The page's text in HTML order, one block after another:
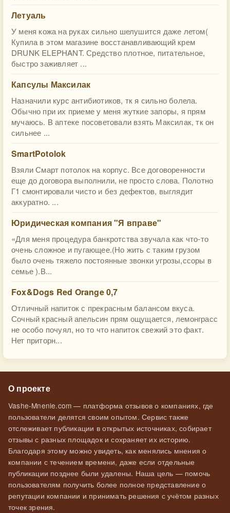
Летуаль
У меня кожа на руках сильно шелушится даже летом(
Купила в этом магазине восстанавливающий крем
DRUNK ELEPHANT. Средство плотное, питательное,
быстро заживляет ...
Капсулы Максилак
Назначили курс антибиотиков, тк я сильно болела.
Обычно при их приеме у меня жуткие запоры, я прям
мучаюсь. В аптеке посоветовали взять Максилак, тк он
сильнее ...
SmartPotolok
Взяли Смарт потолок на корпус. Все договоренности
еще до договора выполнили, не просто слова. Полотно
Г1 смонтировали чисто и без дефектов, выглядит
аккуратно. ...
Юридическая компания "Я вправе"
«Для меня процедура банкротства звучала как что-то
очень сложное и пугающее.(Но жить с таким грузом
было очень тяжело постоянные звонки угрозы,ссоры в
семье ).В...
Fox&Dogs Red Orange 0,7
Отличный напиток с прекрасным балансом вкуса.
Сочный красный апельсин прям ощущается, лемонграсс
не особо почуял, но то что напиток свежий это факт.
Нет приторн...
О проекте
Vashe-Mnenie.com — платформа отзывов о компаниях, где
пользователи делятся своим опытом. Сервис также
отслеживает публикации в открытых источниках, собирает
отзывы с разных площадок и сохраняет их историю.
Благодаря этому можно увидеть, как менялись мнения о
компании с течением времени, даже если отдельные
публикации позднее были удалены. Наша цель — помочь
пользователям получить более полное представление о
репутации компании и принимать решения с учётом разных
точек зрения.